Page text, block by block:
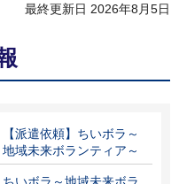
最終更新日 2026年8月5日
【派遣依頼】ちいボラ～
地域未来ボランティア～